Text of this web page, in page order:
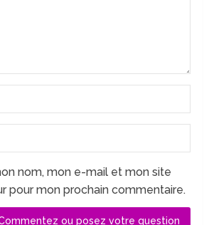
nom, mon e-mail et mon site
pour mon prochain commentaire.